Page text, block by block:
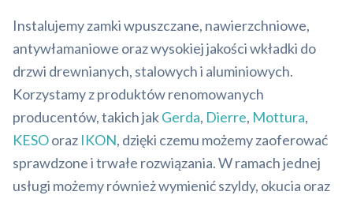
Instalujemy zamki wpuszczane, nawierzchniowe,
antywłamaniowe oraz wysokiej jakości wkładki do
drzwi drewnianych, stalowych i aluminiowych.
Korzystamy z produktów renomowanych
producentów, takich jakGerda, Dierre, Mottura,
KESOoraz IKON, dzięki czemu możemy zaoferować
sprawdzone i trwałe rozwiązania. W ramach jednej
usługi możemy również wymienić szyldy, okucia oraz